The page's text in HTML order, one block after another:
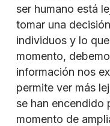
ser humano está
tomar una
individuos y lo
momento,
información nos
permite ver más
se han encendido
momento de